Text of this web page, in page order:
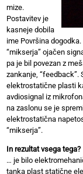
mize.
Postavitev je
kasneje dobila
ime Površina
“mikserja” ojačen
pa je bil povezan z
zankanje,
elektrostatične plasti
avdiosignal iz
na zaslonu se je
elektrostatična
“mikserja”.
In rezultat vsega tega?
… je bilo
tanka plast statične